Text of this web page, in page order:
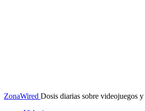
ZonaWired Dosis diarias sobre videojuegos